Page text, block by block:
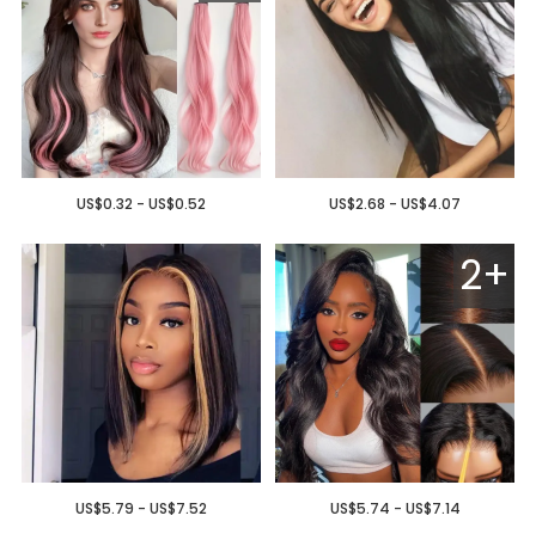
US$2.68 - US$4.07
US$0.32 - US$0.52
2+
US$5.74 - US$7.14
US$5.79 - US$7.52